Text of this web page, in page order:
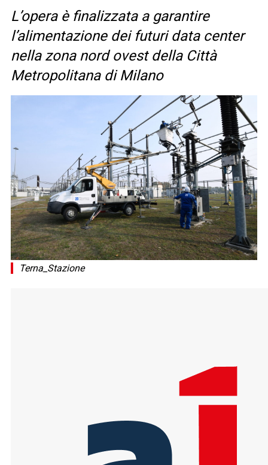
L’opera è finalizzata a garantire
l’alimentazione dei futuri data center
nella zona nord ovest della Città
Metropolitana di Milano
Terna_Stazione